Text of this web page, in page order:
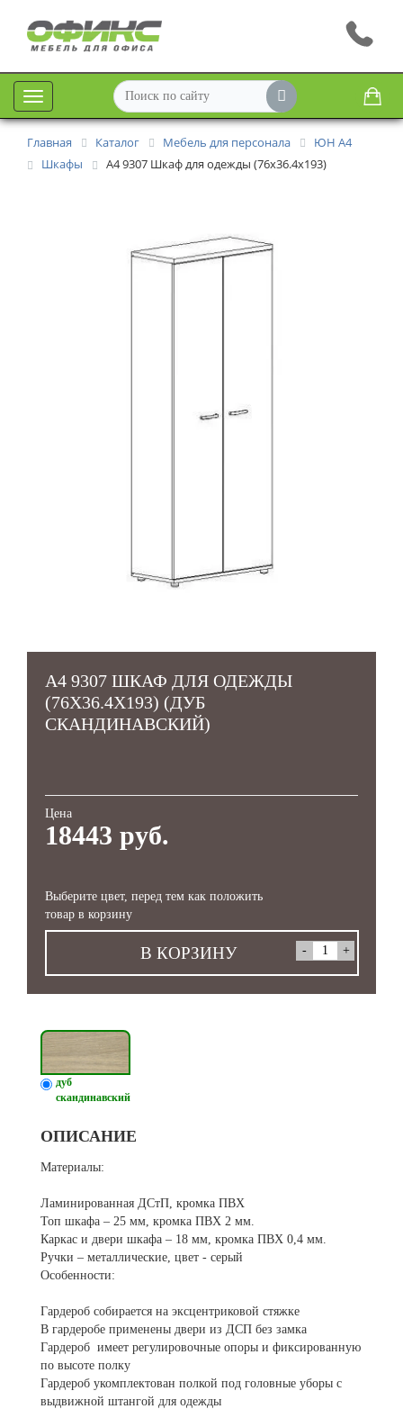
Меню
Главная Каталог Мебель для персонала
ЮН А4
Шкафы
А4 9307 Шкаф для одежды (76х36.4х193)
А4 9307 ШКАФ ДЛЯ ОДЕЖДЫ
(76Х36.4Х193) (ДУБ
СКАНДИНАВСКИЙ)
Цена
18443 руб.
Выберите цвет, перед тем как положить
товар в корзину
В КОРЗИНУ
дуб
скандинавский
ОПИСАНИЕ
Материалы:
Ламинированная ДСтП, кромка ПВХ
Топ шкафа – 25 мм, кромка ПВХ 2 мм.
Каркас и двери шкафа – 18 мм, кромка ПВХ 0,4 мм.
Ручки – металлические, цвет - серый
Особенности:
Гардероб собирается на эксцентриковой стяжке
В гардеробе применены двери из ДСП без замка
Гардероб имеет регулировочные опоры и фиксированную
по высоте полку
Гардероб укомплектован полкой под головные уборы с
выдвижной штангой для одежды